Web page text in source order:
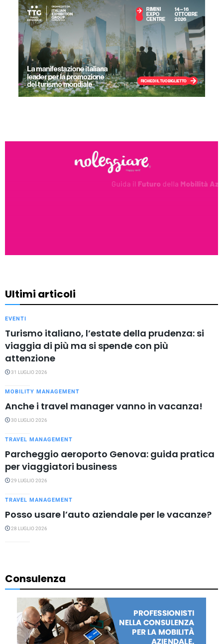
Ultimi articoli
EVENTI
Turismo italiano, l’estate della prudenza: si
viaggia di più ma si spende con più
attenzione
31 LUGLIO 2026
MOBILITY MANAGEMENT
Anche i travel manager vanno in vacanza!
30 LUGLIO 2026
TRAVEL MANAGEMENT
Parcheggio aeroporto Genova: guida pratica
per viaggiatori business
29 LUGLIO 2026
TRAVEL MANAGEMENT
Posso usare l’auto aziendale per le vacanze?
28 LUGLIO 2026
Consulenza